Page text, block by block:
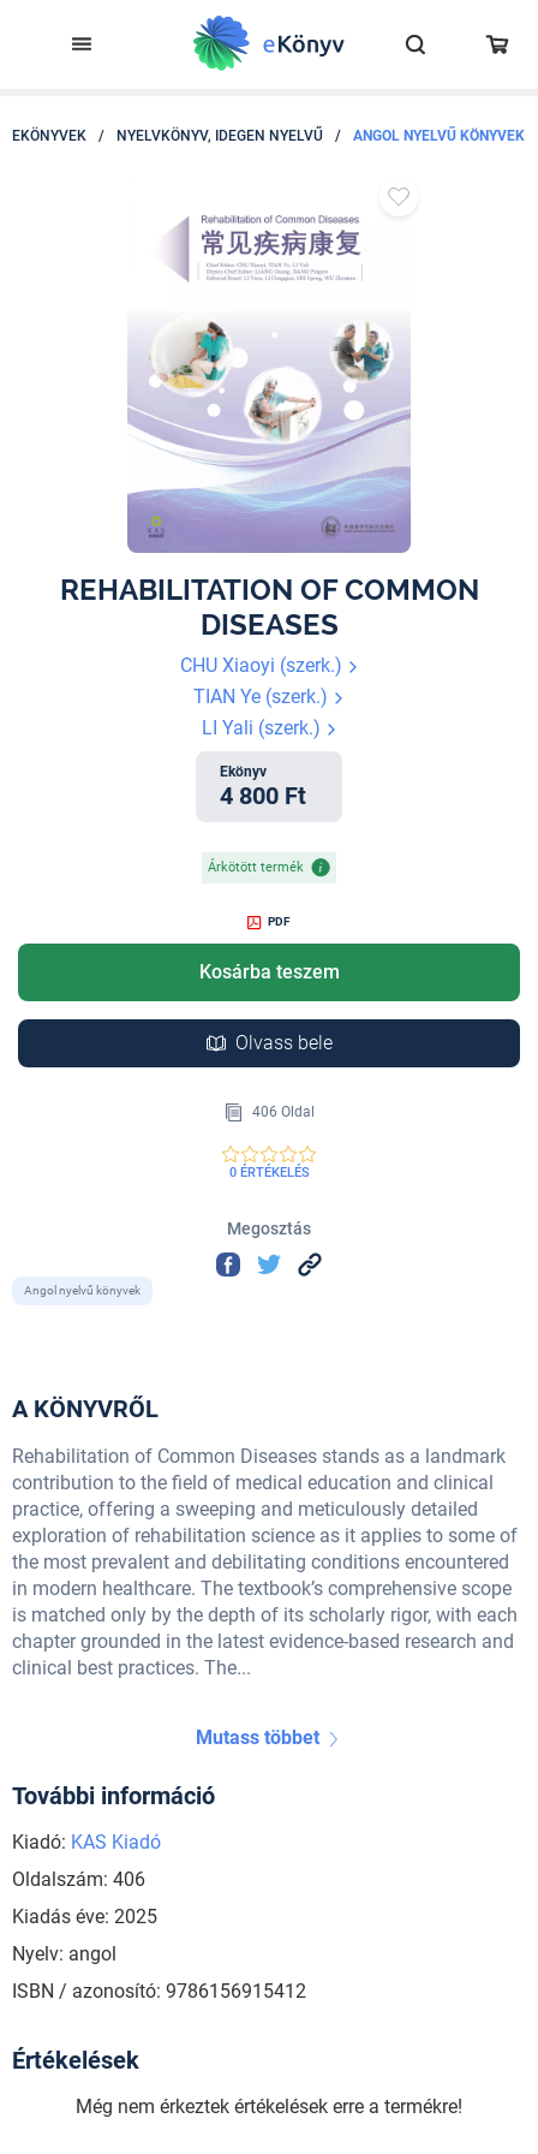
EKÖNYVEK / NYELVKÖNYV, IDEGEN NYELVŰ / ANGOL NYELVŰ KÖNYVEK
REHABILITATION OF COMMON
DISEASES
CHU Xiaoyi (szerk.)
TIAN Ye (szerk.)
LI Yali (szerk.)
Ekönyv
4 800 Ft
Árkötött termék
PDF
Kosárba teszem
Olvass bele
406 Oldal
0 ÉRTÉKELÉS
Megosztás
Angol nyelvű könyvek
A KÖNYVRŐL
Rehabilitation of Common Diseases stands as a landmark
contribution to the field of medical education and clinical
practice, offering a sweeping and meticulously detailed
exploration of rehabilitation science as it applies to some of
the most prevalent and debilitating conditions encountered
in modern healthcare. The textbook’s comprehensive scope
is matched only by the depth of its scholarly rigor, with each
chapter grounded in the latest evidence-based research and
clinical best practices. The...
Mutass többet
További információ
Kiadó: KAS Kiadó
Oldalszám: 406
Kiadás éve: 2025
Nyelv: angol
ISBN / azonosító: 9786156915412
Értékelések
Még nem érkeztek értékelések erre a termékre!